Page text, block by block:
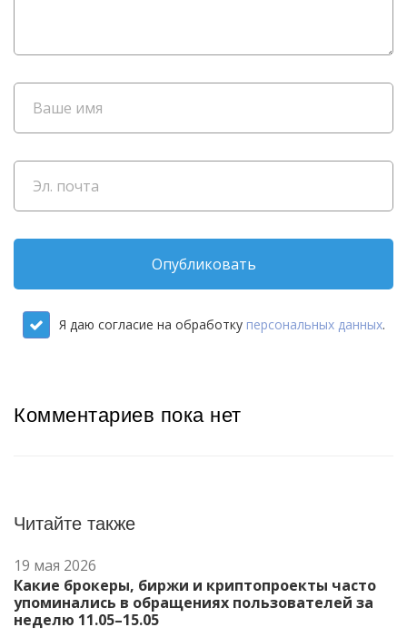
Опубликовать
Я даю согласие на обработку персональных данных.
Комментариев пока нет
Читайте также
19 мая 2026
Какие брокеры, биржи и криптопроекты часто
упоминались в обращениях пользователей за
неделю 11.05–15.05